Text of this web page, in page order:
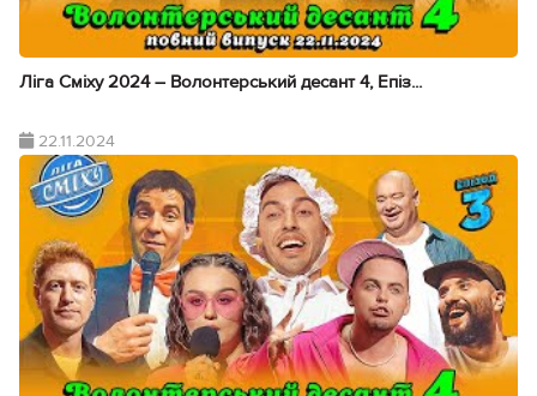
Ліга Сміху 2024 – Волонтерський десант 4, Епіз...
22.11.2024